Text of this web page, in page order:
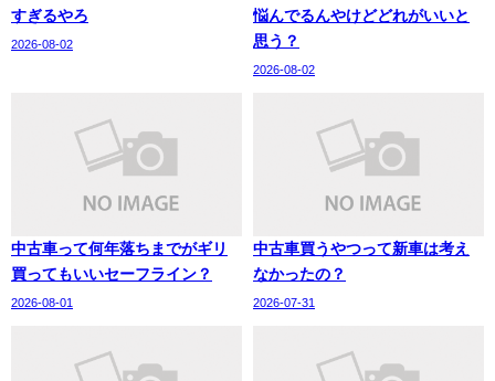
すぎるやろ
2026-08-02
悩んでるんやけどどれがいいと
思う？
2026-08-02
中古車って何年落ちまでがギリ
買ってもいいセーフライン？
2026-08-01
中古車買うやつって新車は考え
なかったの？
2026-07-31